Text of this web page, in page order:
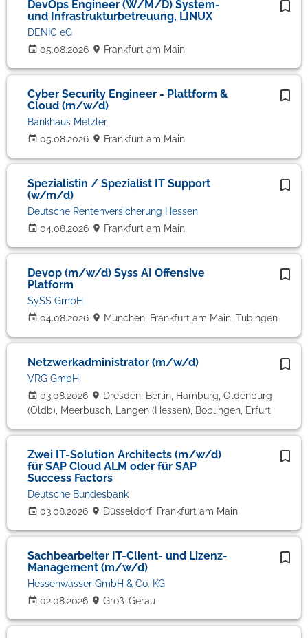
DevOps Engineer (W/M/D) System-
und Infrastrukturbetreuung, LINUX
05.08.2026
DENIC eG
Frankfurt am Main
Cyber Security Engineer - Plattform &
Cloud (m/w/d)
05.08.2026
Bankhaus Metzler
Frankfurt am Main
Spezialistin / Spezialist IT Support
(w/m/d)
04.08.2026
Deutsche Rentenversicherung Hessen
Frankfurt am Main
Devop (m/w/d) Syss AI Offensive
Platform
04.08.2026
SySS GmbH
München, Frankfurt am Main, Tübingen
Netzwerkadministrator (m/w/d)
03.08.2026
VRG GmbH
Dresden, Berlin, Hamburg, Oldenburg
(Oldb), Meerbusch, Langen (Hessen), Böblingen, Erfurt
Zwei IT-Solution Architects (m/w/d)
für SAP Cloud ALM oder für SAP
Success Factors
03.08.2026
Deutsche Bundesbank
Düsseldorf, Frankfurt am Main
Sachbearbeiter IT-Client- und Lizenz-
Management (m/w/d)
02.08.2026
Hessenwasser GmbH & Co. KG
Groß-Gerau